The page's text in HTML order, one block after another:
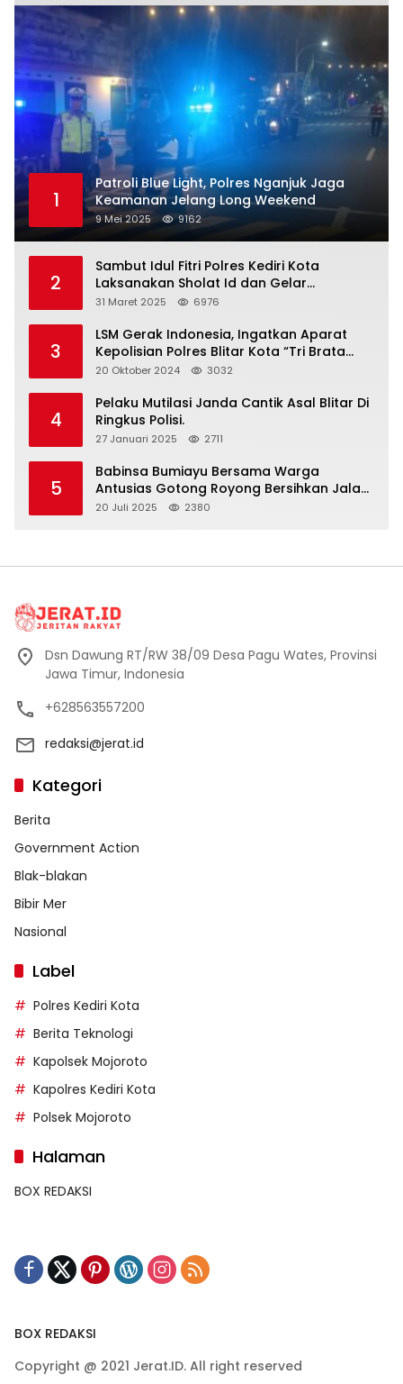
1
Patroli Blue Light, Polres Nganjuk Jaga
Keamanan Jelang Long Weekend
9 Mei 2025 9162
2
Sambut Idul Fitri Polres Kediri Kota
Laksanakan Sholat Id dan Gelar
Halalbihalal
31 Maret 2025 6976
3
LSM Gerak Indonesia, Ingatkan Aparat
Kepolisian Polres Blitar Kota “Tri Brata
Polri” Harus Diamalkan
20 Oktober 2024 3032
4
Pelaku Mutilasi Janda Cantik Asal Blitar Di
Ringkus Polisi.
27 Januari 2025 2711
5
Babinsa Bumiayu Bersama Warga
Antusias Gotong Royong Bersihkan Jalan
Dusun Banaran
20 Juli 2025 2380
Dsn Dawung RT/RW 38/09 Desa Pagu Wates, Provinsi
Jawa Timur, Indonesia
+628563557200
redaksi@jerat.id
Kategori
Berita
Government Action
Blak-blakan
Bibir Mer
Nasional
Label
Polres Kediri Kota
Berita Teknologi
Kapolsek Mojoroto
Kapolres Kediri Kota
Polsek Mojoroto
Halaman
BOX REDAKSI
BOX REDAKSI
Copyright @ 2021 Jerat.ID. All right reserved